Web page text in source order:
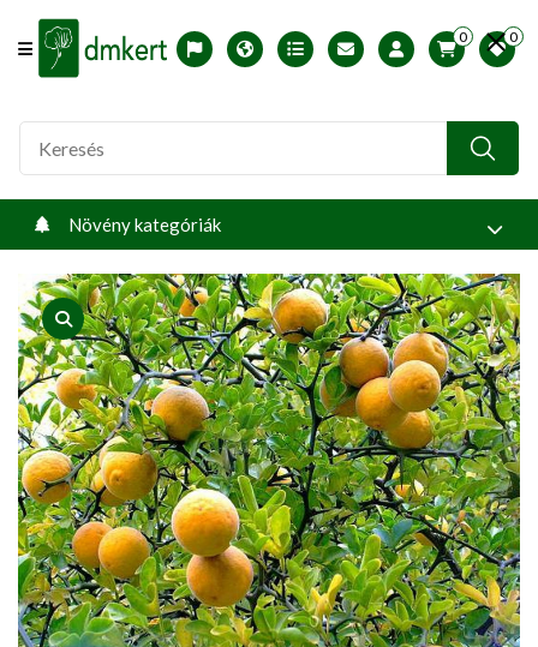
Offcanvas Menu Open
English version
Télállósági zónák
Nyomtatható ABC árjegyzék
Profilom
0 0
Növény kategóriák
product view